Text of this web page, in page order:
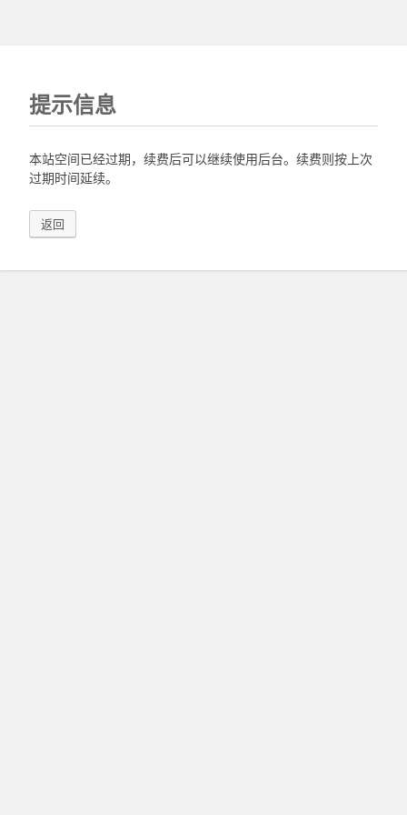
提示信息
本站空间已经过期，续费后可以继续使用后台。续费则按上次
过期时间延续。
返回